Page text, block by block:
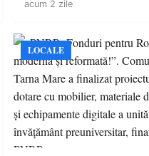
energie electrică a fabricilor
accesul pacienților la
medicamente esențiale
acum 2 zile
LOCALE